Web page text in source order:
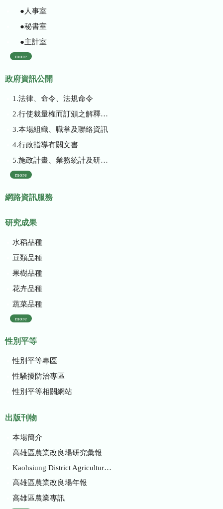
●人事室
●秘書室
●主計室
more
政府資訊公開
1.法律、命令、法規命令
2.行使裁量權而訂頒之解釋性規定及裁量基準
3.本場組織、職掌及聯絡資訊
4.行政指導有關文書
5.施政計畫、業務統計及研究報告
more
網路資訊服務
研究成果
水稻品種
豆類品種
果樹品種
花卉品種
蔬菜品種
more
性別平等
性別平等專區
性騷擾防治專區
性別平等相關網站
出版刊物
本場簡介
高雄區農業改良場研究彙報
Kaohsiung District Agricultural Research and Extension Station
高雄區農業改良場年報
高雄區農業專訊